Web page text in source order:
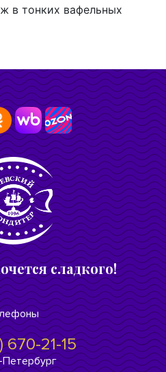
в тонких вафельных
сладкого!
670-21-15